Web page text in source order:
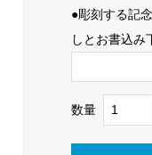
●彫刻する記
しとお書込み
数量